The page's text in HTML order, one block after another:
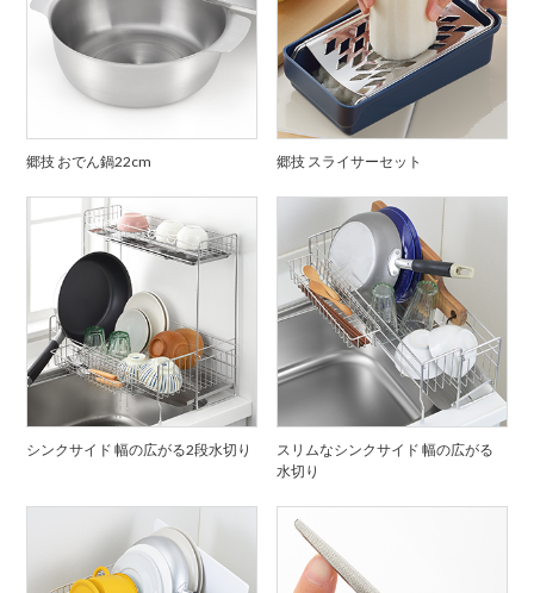
郷技 おでん鍋22cm 郷技 スライサーセット
シンクサイド 幅の広がる2段水切り
スリムなシンクサイド 幅の広がる
水切り